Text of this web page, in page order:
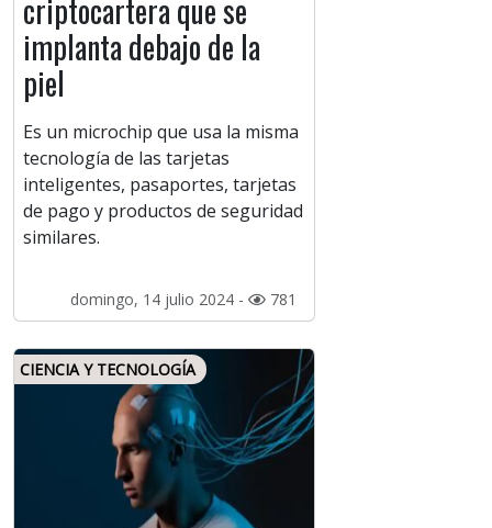
criptocartera que se
implanta debajo de la
piel
Es un microchip que usa la misma
tecnología de las tarjetas
inteligentes, pasaportes, tarjetas
de pago y productos de seguridad
similares.
domingo, 14 julio 2024 - 781
CIENCIA Y TECNOLOGÍA